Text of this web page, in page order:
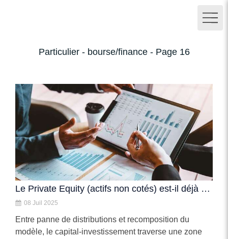
Particulier - bourse/finance - Page 16
Le Private Equity (actifs non cotés) est-il déjà au pied du mur ?
08 Juil 2025
Entre panne de distributions et recomposition du
modèle, le capital-investissement traverse une zone